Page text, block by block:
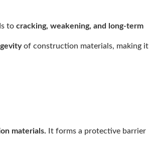
to cracking, weakening, and long-term
of construction materials, making it
materials. It forms a protective barrier